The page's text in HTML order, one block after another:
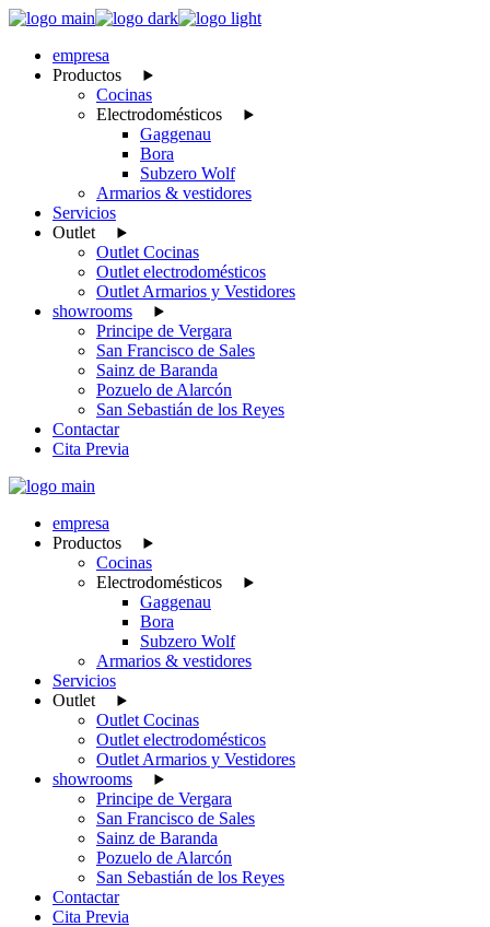
Skip
content
empresa
Productos
Cocinas
Electrodomésticos
Gaggenau
Bora
Subzero Wolf
Armarios & vestidores
Servicios
Outlet
Outlet Cocinas
Outlet electrodomésticos
Outlet Armarios y Vestidores
showrooms
Principe de Vergara
San Francisco de Sales
Sainz de Baranda
Pozuelo de Alarcón
San Sebastián de los Reyes
Contactar
Cita Previa
empresa
Productos
Cocinas
Electrodomésticos
Gaggenau
Bora
Subzero Wolf
Armarios & vestidores
Servicios
Outlet
Outlet Cocinas
Outlet electrodomésticos
Outlet Armarios y Vestidores
showrooms
Principe de Vergara
San Francisco de Sales
Sainz de Baranda
Pozuelo de Alarcón
San Sebastián de los Reyes
Contactar
Cita Previa